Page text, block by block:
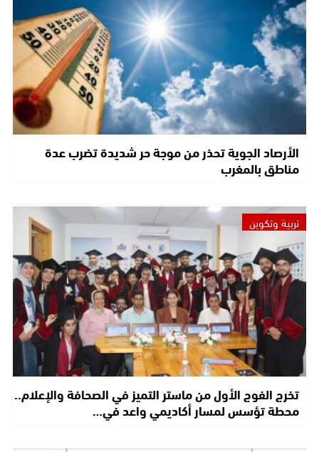
الأرصاد الجوية تحذر من موجة حر شديدة تضرب عدة
مناطق بالمغرب
تربية وتكوين
تخرج الفوج الأول من ماستر التميز في الصحافة والإعلام..
محطة تؤسس لمسار أكاديمي واعد في…